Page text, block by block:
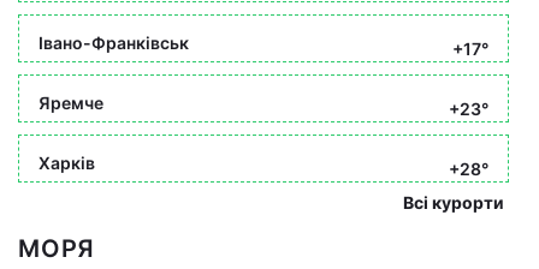
Івано-Франківськ +17°
Яремче +23°
Харків
+28°
Всі курорти
МОРЯ